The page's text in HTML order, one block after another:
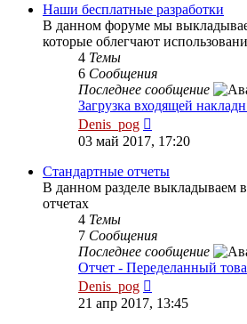
Наши бесплатные разработки
В данном форуме мы
которые облегчают
4 Темы
6 Сообщения
Последнее сообщение
Загрузка входящей
Denis_pog
последнему
сообщению
03 май 2017, 17:20
Стандартные отчеты
В данном разделе выкладываем
отчетах
4 Темы
7 Сообщения
Последнее сообщение
Отчет - Переделанный
Denis_pog
к
21 апр 2017, 13:45